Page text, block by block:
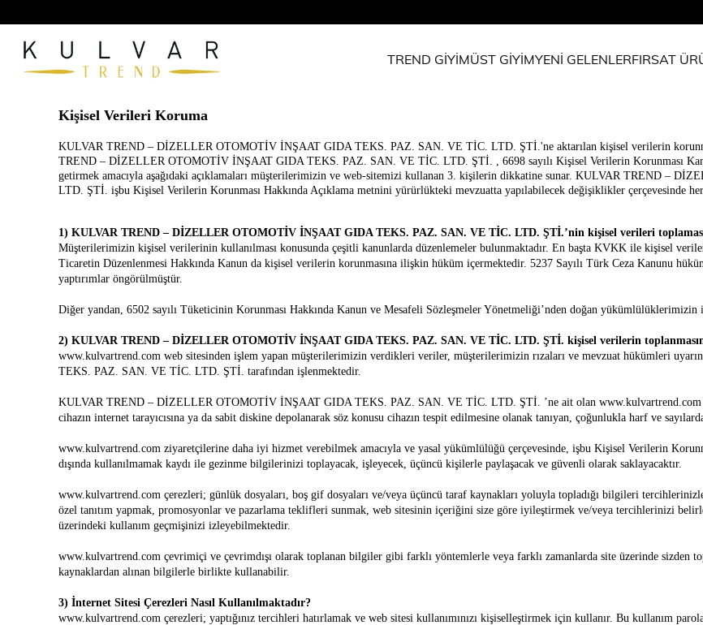
TREND GİYİMÜST GİYİMYENİ GELENLERFIRSAT
Kişisel Verileri Koruma
KULVAR TREND – DİZELLER OTOMOTİV İNŞAAT GIDA TEKS. PAZ. SAN. VE TİC. LTD. ŞTİ.'ne aktarılan kişisel verilerin
TREND – DİZELLER OTOMOTİV İNŞAAT GIDA TEKS. PAZ. SAN. VE TİC. LTD. ŞTİ. , 6698 sayılı Kişisel Verilerin Korunması
getirmek amacıyla aşağıdaki açıklamaları müşterilerimizin ve web-sitemizi kullanan 3. kişilerin dikkatine sunar. KULVAR TREND –
LTD. ŞTİ. işbu Kişisel Verilerin Korunması Hakkında Açıklama metnini yürürlükteki mevzuatta yapılabilecek değişiklikler çerçevesinde her
1) KULVAR TREND – DİZELLER OTOMOTİV İNŞAAT GIDA TEKS. PAZ. SAN. VE TİC. LTD. ŞTİ.’nin kişisel verileri
Müşterilerimizin kişisel verilerinin kullanılması konusunda çeşitli kanunlarda düzenlemeler bulunmaktadır. En başta KVKK ile kişisel
Ticaretin Düzenlenmesi Hakkında Kanun da kişisel verilerin korunmasına ilişkin hüküm içermektedir. 5237 Sayılı Türk Ceza Kanunu
yaptırımlar öngörülmüştür.
Diğer yandan, 6502 sayılı Tüketicinin Korunması Hakkında Kanun ve Mesafeli Sözleşmeler Yönetmeliği’nden doğan yükümlülüklerimizin
2) KULVAR TREND – DİZELLER OTOMOTİV İNŞAAT GIDA TEKS. PAZ. SAN. VE TİC. LTD. ŞTİ. kişisel verilerin
www.kulvartrend.com web sitesinden işlem yapan müşterilerimizin verdikleri veriler, müşterilerimizin rızaları ve mevzuat hükümleri
TEKS. PAZ. SAN. VE TİC. LTD. ŞTİ. tarafından işlenmektedir.
KULVAR TREND – DİZELLER OTOMOTİV İNŞAAT GIDA TEKS. PAZ. SAN. VE TİC. LTD. ŞTİ. ’ne ait olan www.kulvartrend.com
cihazın internet tarayıcısına ya da sabit diskine depolanarak söz konusu cihazın tespit edilmesine olanak tanıyan, çoğunlukla harf ve
www.kulvartrend.com ziyaretçilerine daha iyi hizmet verebilmek amacıyla ve yasal yükümlülüğü çerçevesinde, işbu Kişisel Verilerin
dışında kullanılmamak kaydı ile gezinme bilgilerinizi toplayacak, işleyecek, üçüncü kişilerle paylaşacak ve güvenli olarak saklayacaktır.
www.kulvartrend.com çerezleri; günlük dosyaları, boş gif dosyaları ve/veya üçüncü taraf kaynakları yoluyla topladığı bilgileri
özel tanıtım yapmak, promosyonlar ve pazarlama teklifleri sunmak, web sitesinin içeriğini size göre iyileştirmek ve/veya tercihlerinizi
üzerindeki kullanım geçmişinizi izleyebilmektedir.
www.kulvartrend.com çevrimiçi ve çevrimdışı olarak toplanan bilgiler gibi farklı yöntemlerle veya farklı zamanlarda site üzerinde
kaynaklardan alınan bilgilerle birlikte kullanabilir.
3) İnternet Sitesi Çerezleri Nasıl Kullanılmaktadır?
www.kulvartrend.com çerezleri; yaptığınız tercihleri hatırlamak ve web sitesi kullanımınızı kişiselleştirmek için kullanır. Bu kullanım